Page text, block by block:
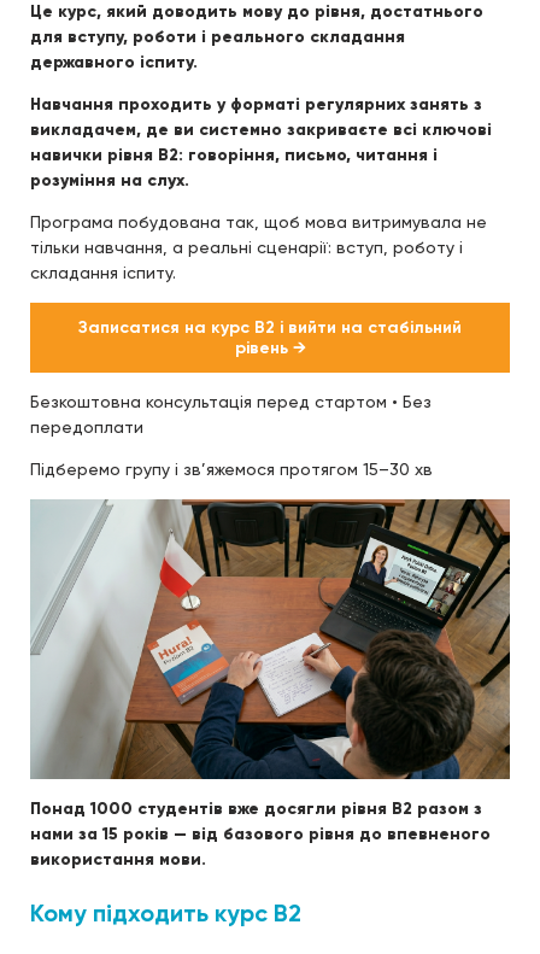
Це курс, який доводить мову до рівня, достатнього
для вступу, роботи і реального складання
державного іспиту.
Навчання проходить у форматі регулярних занять з
викладачем, де ви системно закриваєте всі ключові
навички рівня B2: говоріння, письмо, читання і
розуміння на слух.
Програма побудована так, щоб мова витримувала не
тільки навчання, а реальні сценарії: вступ, роботу і
складання іспиту.
Записатися на курс B2 і вийти на стабільний
рівень →
Безкоштовна консультація перед стартом • Без
передоплати
Підберемо групу і зв’яжемося протягом 15–30 хв
Понад 1000 студентів вже досягли рівня B2 разом з
нами за 15 років — від базового рівня до впевненого
використання мови.
Кому підходить курс B2